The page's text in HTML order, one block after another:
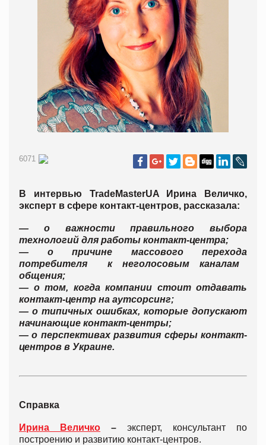
6071
В интервью TradeMasterUA Ирина Величко,
эксперт в сфере контакт-центров, рассказала:
— о важности правильного выбора
технологий для работы контакт-центра;
— о причине массового перехода
потребителя к неголосовым каналам
общения;
— о том, когда компании стоит отдавать
контакт-центр на аутсорсинг;
— о типичных ошибках, которые допускают
начинающие контакт-центры;
— о перспективах развития сферы контакт-
центров в Украине.
Справка
Ирина Величко – эксперт, консультант по
построению и развитию контакт-центров.